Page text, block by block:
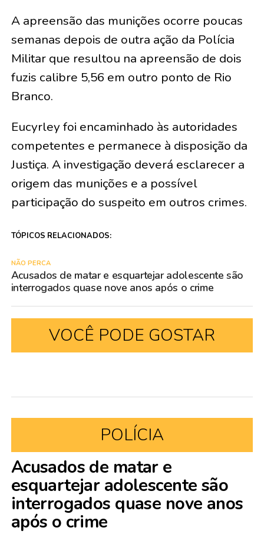
A apreensão das munições ocorre poucas
semanas depois de outra ação da Polícia
Militar que resultou na apreensão de dois
fuzis calibre 5,56 em outro ponto de Rio
Branco.
Eucyrley foi encaminhado às autoridades
competentes e permanece à disposição da
Justiça. A investigação deverá esclarecer a
origem das munições e a possível
participação do suspeito em outros crimes.
TÓPICOS RELACIONADOS:
NÃO PERCA
Acusados de matar e esquartejar adolescente são
interrogados quase nove anos após o crime
VOCÊ PODE GOSTAR
POLÍCIA
Acusados de matar e
esquartejar adolescente são
interrogados quase nove anos
após o crime